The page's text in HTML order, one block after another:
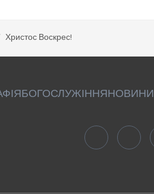
Христос Воскрес!
БОГОСЛУЖІННЯНОВИНИ